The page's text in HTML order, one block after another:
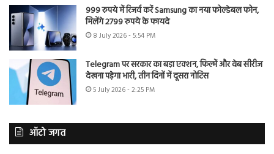
999 रुपये में रिजर्व करें Samsung का नया फोल्डेबल फोन,
मिलेंगे 2799 रुपये के फायदे
8 July 2026 - 5:54 PM
Telegram पर सरकार का बड़ा एक्शन, फिल्में और वेब सीरीज
देखना पड़ेगा भारी, तीन दिनों में दूसरा नोटिस
5 July 2026 - 2:25 PM
ऑटो जगत